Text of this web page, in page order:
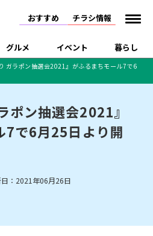
おすすめ チラシ情報
グルメ イベント 暮らし
下越
閉店
店
長岡市・開店
・閉店
現地レポート
祭り・伝統行事
住宅メーカー・工務
店
ホテル 旅館
水族館
インタビュー
新潟人
キャンペーン
ドラッグストア・ホーム
センター
生活サービス
ガラポン抽選会2021』がふるまちモール7で6
ポン抽選会2021』
7で6月25日より開
：2021年06月26日